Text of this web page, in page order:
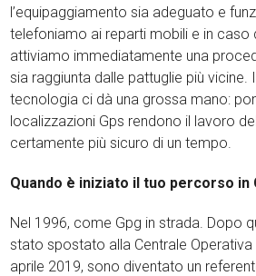
l’equipaggiamento sia adeguato e
telefoniamo ai reparti mobili e in caso
attiviamo immediatamente una
sia raggiunta dalle pattuglie più vicine.
tecnologia ci dà una grossa mano:
localizzazioni Gps rendono il lavoro
certamente più sicuro di un tempo.
Quando è iniziato il tuo percorso in
Nel 1996, come Gpg in strada. Dopo
stato spostato alla Centrale
aprile 2019, sono diventato un